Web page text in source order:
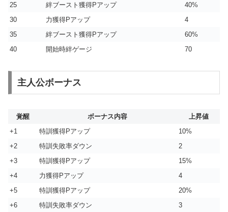
25
絆ブースト獲得Pアップ
40%
30
力獲得Pアップ
4
35
絆ブースト獲得Pアップ
60%
40
開始時絆ゲージ 70
主人公ボーナス
覚醒 ボーナス内容
上昇値
+1
特訓獲得Pアップ
10%
+2
特訓失敗率ダウン
2
+3
特訓獲得Pアップ
15%
+4
力獲得Pアップ
4
+5
特訓獲得Pアップ
20%
+6
特訓失敗率ダウン
3